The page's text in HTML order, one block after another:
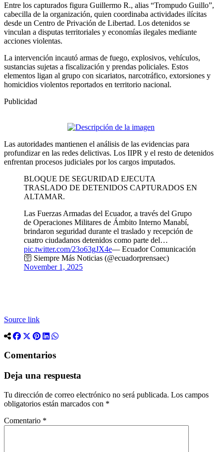
Entre los capturados figura Guillermo R., alias “Trompudo Guillo”,
cabecilla de la organización, quien coordinaba actividades ilícitas
desde un Centro de Privación de Libertad. Los detenidos se
vinculan a disputas territoriales y economías ilegales mediante
acciones violentas.
La intervención incautó armas de fuego, explosivos, vehículos,
sustancias sujetas a fiscalización y prendas policiales. Estos
elementos ligan al grupo con sicariatos, narcotráfico, extorsiones y
homicidios violentos reportados en territorio nacional.
Publicidad
Las autoridades mantienen el análisis de las evidencias para
profundizar en las redes delictivas. Los IIPR y el resto de detenidos
enfrentan procesos judiciales por los cargos imputados.
BLOQUE DE SEGURIDAD EJECUTA
TRASLADO DE DETENIDOS CAPTURADOS EN
ALTAMAR.
Las Fuerzas Armadas del Ecuador, a través del Grupo
de Operaciones Militares de Ámbito Interno Manabí,
brindaron seguridad durante el traslado y recepción de
cuatro ciudadanos detenidos como parte del…
pic.twitter.com/23o63gJX4e— Ecuador Comunicación
🛜 Siempre Más Noticias (@ecuadorprensaec)
November 1, 2025
Source link
Comentarios
Deja una respuesta
Tu dirección de correo electrónico no será publicada. Los campos
obligatorios están marcados con *
Comentario *